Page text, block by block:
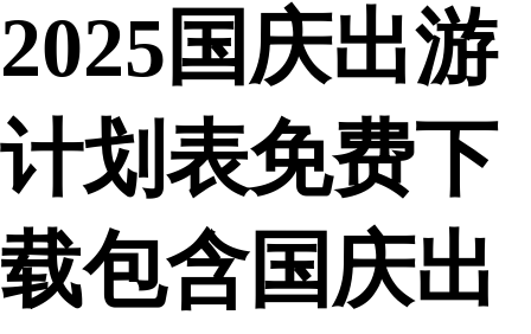
2025国庆出游
计划表免费下
载包含国庆出